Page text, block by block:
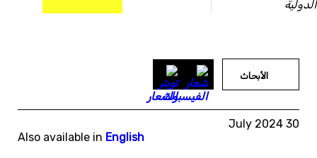
الأبحاث
30 July 2024
Also available in English